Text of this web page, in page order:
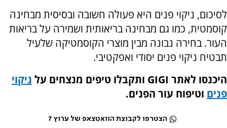
לסיכום, ניקוי פנים היא פעולה חשובה ובסיסית מבחינה
קוסמטית, כמו גם מבחינה בריאותית ושמירה על בריאות
העור. בחירה נבונה מבין מוצרי הקוסמטיקה שלעיל
תבטיח ניקוי פנים יסודי ואפקטיבי.
היכנסו לאתר GIGI ותקבלו טיפים מנצחים על ניקוי
פנים וטיפוח עור הפנים.
הצטרפו לקבוצת הוואטצאפ של ערוץ 7